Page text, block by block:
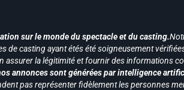
sur le monde du spectacle et du casting.
de casting ayant étés été soigneusement
assurer la légitimité et fournir des informations
annonces sont générées par intelligence
pas représenter fidèlement les personnes